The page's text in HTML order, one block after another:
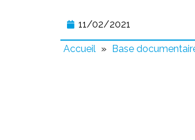
11/02/2021
Accueil » Base